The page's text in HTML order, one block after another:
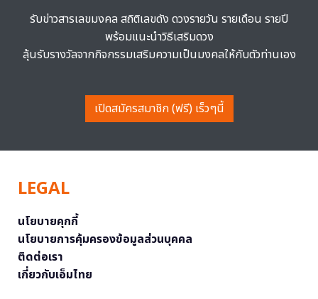
รับข่าวสารเลขมงคล สถิติเลขดัง ดวงรายวัน รายเดือน รายปี
พร้อมแนะนำวิธีเสริมดวง
ลุ้นรับรางวัลจากกิจกรรมเสริมความเป็นมงคลให้กับตัวท่านเอง
เปิดสมัครสมาชิก (ฟรี) เร็วๆนี้
LEGAL
นโยบายคุกกี้
นโยบายการคุ้มครองข้อมูลส่วนบุคคล
ติดต่อเรา
เกี่ยวกับเอ็มไทย